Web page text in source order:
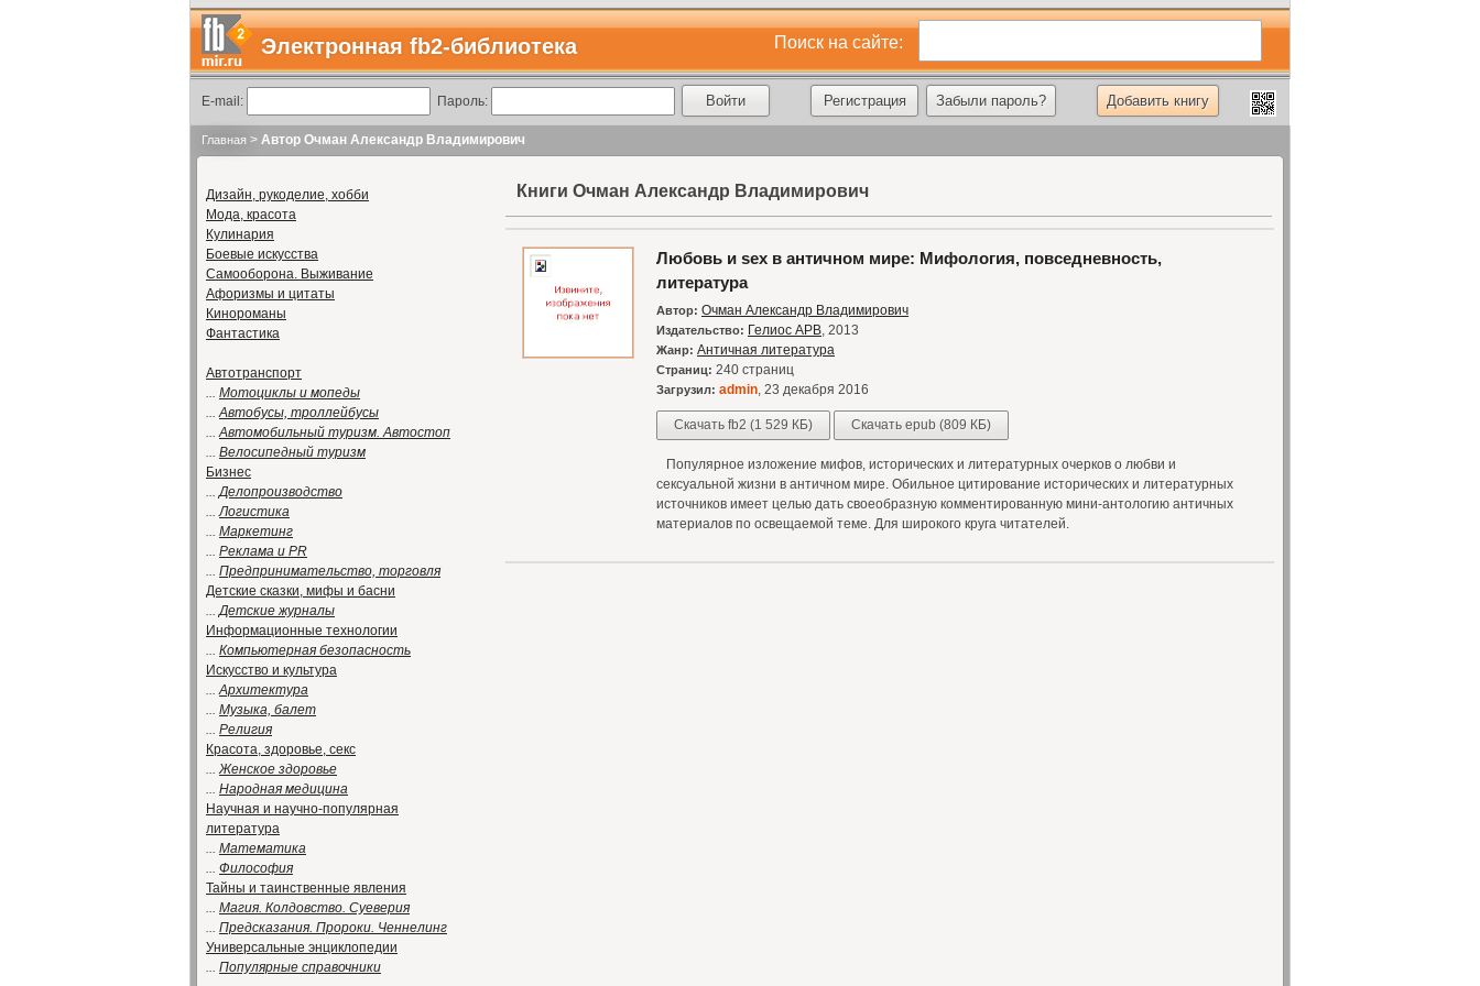
Электронная fb2-библиотека Поиск на сайте:
E-mail: Пароль: Регистрация Забыли пароль? Добавить книгу
Главная > Автор Очман Александр Владимирович
Дизайн, рукоделие, хобби
Мода, красота
Кулинария
Боевые искусства
Самооборона. Выживание
Афоризмы и цитаты
Кинороманы
Фантастика
Автотранспорт
... Мотоциклы и мопеды
...Автобусы, троллейбусы
...Автомобильный туризм. Автостоп
... Велосипедный туризм
Бизнес
...Делопроизводство
...Логистика
... Маркетинг
... Реклама и PR
... Предпринимательство, торговля
Детские сказки, мифы и басни
...Детские журналы
Информационные технологии
... Компьютерная безопасность
Искусство и культура
...Архитектура
... Музыка, балет
... Религия
Красота, здоровье, секс
...Женское здоровье
... Народная медицина
Научная и научно-популярная
литература
... Математика
... Философия
Тайны и таинственные явления
... Магия. Колдовство. Суеверия
... Предсказания. Пророки. Ченнелинг
Универсальные энциклопедии
... Популярные справочники
Книги Очман Александр Владимирович
Любовь и sex в античном мире: Мифология, повседневность,
литература
Автор: Очман Александр Владимирович
Издательство: Гелиос АРВ, 2013
Жанр: Античная литература
Страниц: 240 страниц
Загрузил: admin, 23 декабря 2016
Скачать fb2 (1 529 КБ) Скачать epub (809 КБ)
Популярное изложение мифов, исторических и литературных очерков о любви и
сексуальной жизни в античном мире. Обильное цитирование исторических и литературных
источников имеет целью дать своеобразную комментированную мини-антологию античных
материалов по освещаемой теме. Для широкого круга читателей.